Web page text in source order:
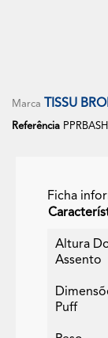
Marca TISSU
Referência PPRBASH
Ficha
Altura
Assento
Puff